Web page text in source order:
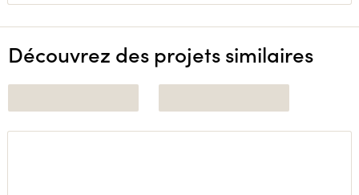
Découvrez des projets similaires